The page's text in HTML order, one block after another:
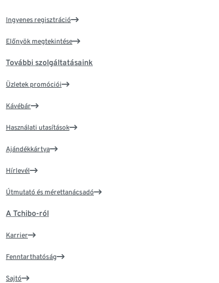
Ingyenes regisztráció
Előnyök megtekintése
További szolgáltatásaink
Üzletek promóciói
Kávébár
Használati utasítások
Ajándékkártya
Hírlevél
Útmutató és mérettanácsadó
A Tchibo-ról
Karrier
Fenntarthatóság
Sajtó